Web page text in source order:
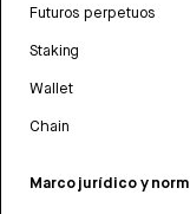
Futuros perpetuos
Staking
Wallet
Chain
Marco jurídico y